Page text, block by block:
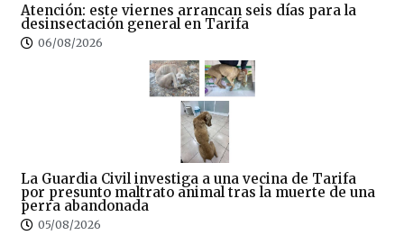
Atención: este viernes arrancan seis días para la
desinsectación general en Tarifa
06/08/2026
La Guardia Civil investiga a una vecina de Tarifa
por presunto maltrato animal tras la muerte de una
perra abandonada
05/08/2026